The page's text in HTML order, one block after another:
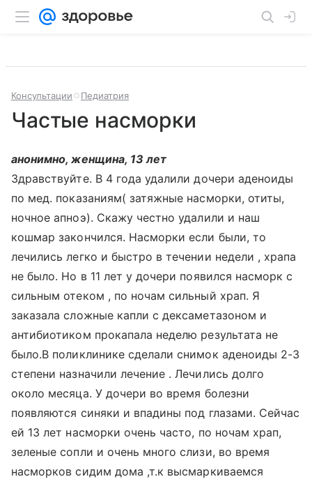
Консультации Педиатрия
Частые насморки
анонимно, женщина, 13 лет
Здравствуйте. В 4 года удалили дочери аденоиды
по мед. показаниям( затяжные насморки, отиты,
ночное апноэ). Скажу честно удалили и наш
кошмар закончился. Насморки если были, то
лечились легко и быстро в течении недели , храпа
не было. Но в 11 лет у дочери появился насморк с
сильным отеком , по ночам сильный храп. Я
заказала сложные капли с дексаметазоном и
антибиотиком прокапала неделю результата не
было.В поликлинике сделали снимок аденоиды 2-3
степени назначили лечение . Лечились долго
около месяца. У дочери во время болезни
появляются синяки и впадины под глазами. Сейчас
ей 13 лет насморки очень часто, по ночам храп,
зеленые сопли и очень много слизи, во время
насморков сидим дома ,т.к высмаркиваемся